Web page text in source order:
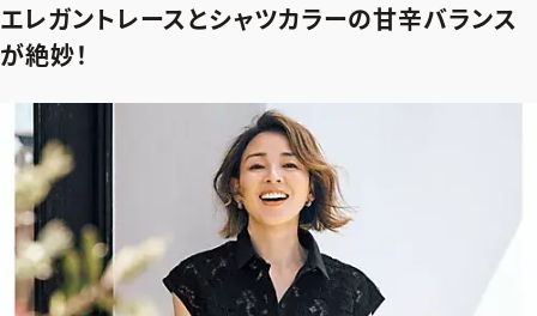
編集部から届くメールマガジン、
新規会員登録はこちら
エレガントレースとシャツカラーの甘辛バランス
が絶妙！